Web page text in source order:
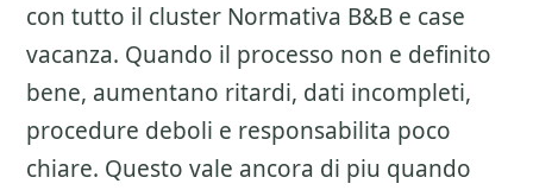
con tutto il cluster Normativa B&B e case
vacanza. Quando il processo non e definito
bene, aumentano ritardi, dati incompleti,
procedure deboli e responsabilita poco
chiare. Questo vale ancora di piu quando